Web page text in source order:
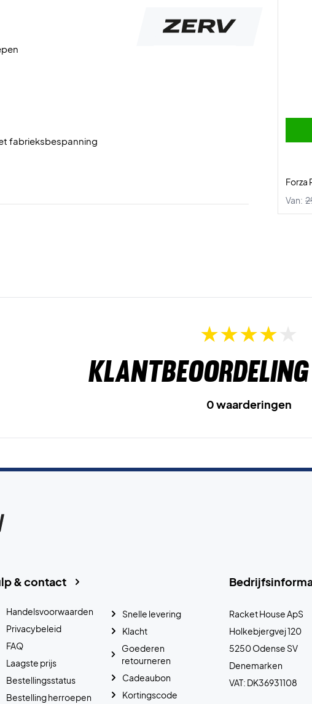
fabrieksbespanning
Forza
Van:
Klantbeoordeling
0 waarderingen
Racket House ApS
Holkebjergvej 120
5250 Odense SV
Denemarken
VAT: DK36931108
& contact
Handelsvoorwaarden
Privacybeleid
FAQ
Laagste prijs
Bestellingsstatus
Bestelling herroepen
Snelle levering
Klacht
Goederen
retourneren
Cadeaubon
Kortingscode